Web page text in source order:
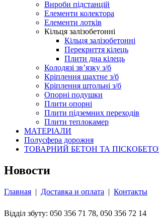
Вироби підстанцій
Елементи колектора
Елементи лотків
Кільця залізобетонні
Кільця залізобетонні
Перекриття кілець
Плити дна кілець
Колодязі зв’язку з/б
Кріплення шахтне з/б
Кріплення штольні з/б
Опорні подушки
Плити опорні
Плити підземних переходів
Плити теплокамер
МАТЕРІАЛИ
Полусфера дорожня
ТОВАРНИЙ БЕТОН ТА
Новости
Главная | Доставка и оплата | Контакты
Відділ збуту: 050 356 71 78, 050 356 72 14